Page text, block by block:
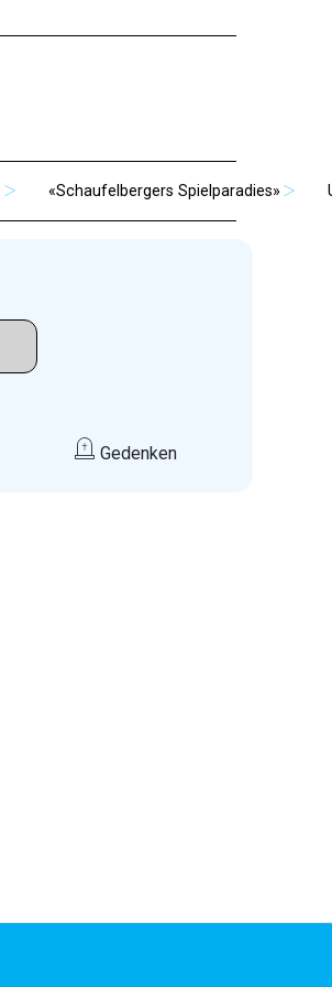
«Schaufelbergers Spielparadies»
Gedenken